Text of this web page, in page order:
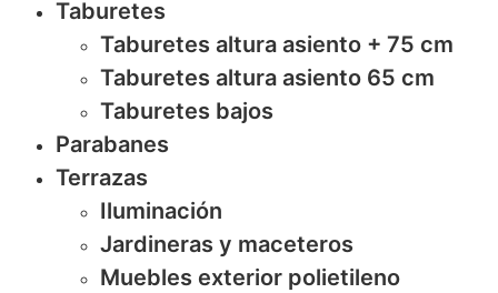
Taburetes
Taburetes altura asiento + 75 cm
Taburetes altura asiento 65 cm
Taburetes bajos
Parabanes
Terrazas
Iluminación
Jardineras y maceteros
Muebles exterior polietileno